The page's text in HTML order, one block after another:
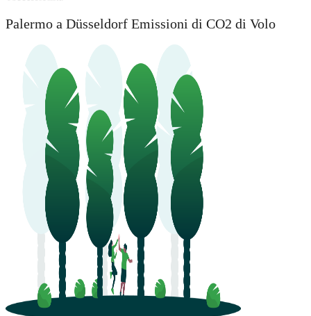
Palermo a Düsseldorf Emissioni di CO2 di Volo